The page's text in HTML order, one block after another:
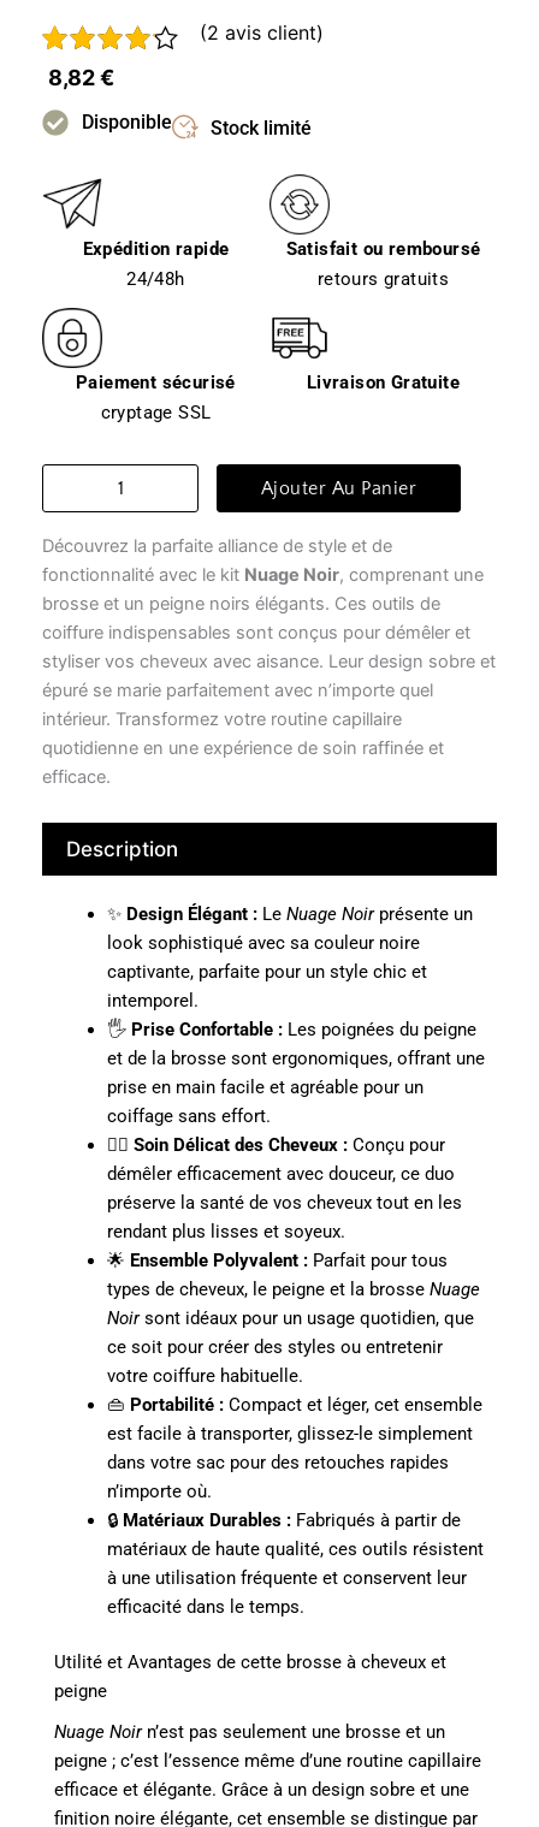
Noté
4.00
5 basé
1
client
(2 avis client)
8,82€
Disponible Stock limité
Expédition rapide
24/48h
Satisfait ou remboursé
retours gratuits
Paiement sécurisé
cryptage SSL
Livraison Gratuite
quantité
à
cheveux
-
noir
Ajouter Au Panier
Découvrez la parfaite alliance de style et de
fonctionnalité avec le kit Nuage Noir, comprenant une
brosse et un peigne noirs élégants. Ces outils de
coiffure indispensables sont conçus pour démêler et
styliser vos cheveux avec aisance. Leur design sobre et
épuré se marie parfaitement avec n’importe quel
intérieur. Transformez votre routine capillaire
quotidienne en une expérience de soin raffinée et
efficace.
Description
✨ Design Élégant :Le Nuage Noirprésente un
look sophistiqué avec sa couleur noire
captivante, parfaite pour un style chic et
intemporel.
🖐️ Prise Confortable :Les poignées du peigne
et de la brosse sont ergonomiques, offrant une
prise en main facile et agréable pour un
coiffage sans effort.
💆‍♀️ Soin Délicat des Cheveux :Conçu pour
démêler efficacement avec douceur, ce duo
préserve la santé de vos cheveux tout en les
rendant plus lisses et soyeux.
🌟 Ensemble Polyvalent :Parfait pour tous
types de cheveux, le peigne et la brosse Nuage
Noirsont idéaux pour un usage quotidien, que
ce soit pour créer des styles ou entretenir
votre coiffure habituelle.
👜 Portabilité :Compact et léger, cet ensemble
est facile à transporter, glissez-le simplement
dans votre sac pour des retouches rapides
n’importe où.
🔒 Matériaux Durables :Fabriqués à partir de
matériaux de haute qualité, ces outils résistent
à une utilisation fréquente et conservent leur
efficacité dans le temps.
Utilité et Avantages de cette brosse à cheveux et
peigne
Nuage Noirn’est pas seulement une brosse et un
peigne ; c’est l’essence même d’une routine capillaire
efficace et élégante. Grâce à un design sobre et une
finition noire élégante, cet ensemble se distingue par